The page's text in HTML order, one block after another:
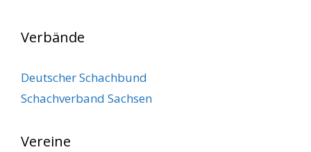
Verbände
Deutscher Schachbund
Schachverband Sachsen
Vereine